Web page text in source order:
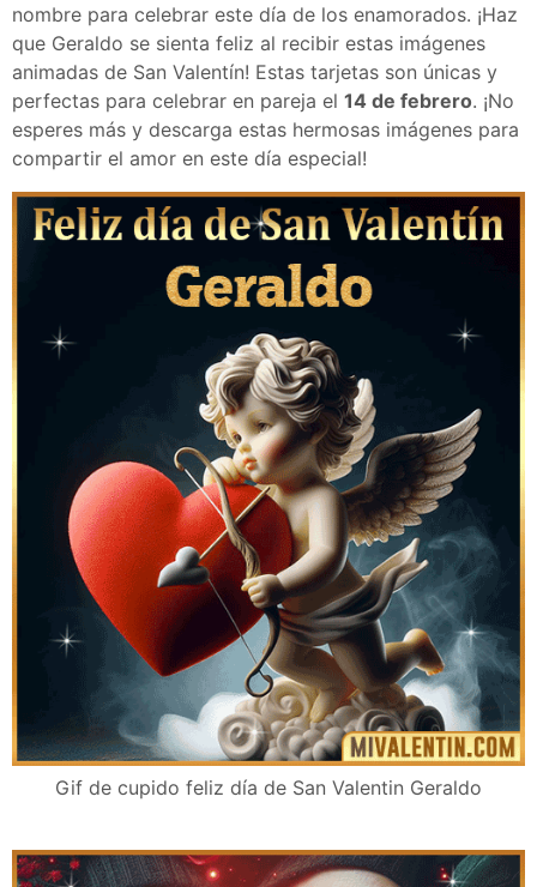
nombre para celebrar este día de los enamorados. ¡Haz
que Geraldo se sienta feliz al recibir estas imágenes
animadas de San Valentín! Estas tarjetas son únicas y
perfectas para celebrar en pareja el 14 de febrero. ¡No
esperes más y descarga estas hermosas imágenes para
compartir el amor en este día especial!
Gif de cupido feliz día de San Valentin Geraldo